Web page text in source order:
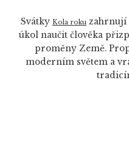
Svátky Kola roku zahrnují
úkol naučit člověka
proměny Země.
moderním světem a